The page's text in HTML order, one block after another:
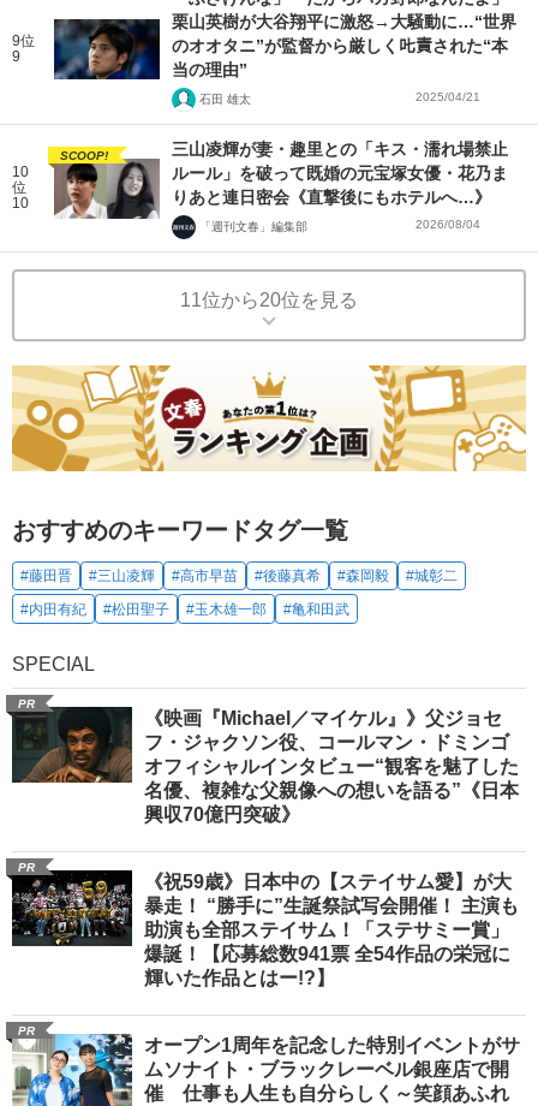
9位
9
栗山英樹が大谷翔平に激怒→大騒動に…“世界
のオオタニ”が監督から厳しく𠮟責された“本
当の理由”
石田 雄太 2025/04/21
10
位
10
SCOOP!
三山凌輝が妻・趣里との「キス・濡れ場禁止
ルール」を破って既婚の元宝塚女優・花乃ま
りあと連日密会《直撃後にもホテルへ…》
「週刊文春」編集部 2026/08/04
11位から20位を見る
おすすめのキーワードタグ一覧
#藤田晋 #三山凌輝 #高市早苗 #後藤真希 #森岡毅
#城彰二
#内田有紀
#松田聖子 #玉木雄一郎 #亀和田武
SPECIAL
PR
《映画『Michael／マイケル』》父ジョセ
フ・ジャクソン役、コールマン・ドミンゴ
オフィシャルインタビュー“観客を魅了した
名優、複雑な父親像への想いを語る”《日本
興収70億円突破》
PR
《祝59歳》日本中の【ステイサム愛】が大
暴走！ “勝手に”生誕祭試写会開催！ 主演も
助演も全部ステイサム！「ステサミー賞」
爆誕！【応募総数941票 全54作品の栄冠に
輝いた作品とはー!?】
PR
オープン1周年を記念した特別イベントがサ
ムソナイト・ブラックレーベル銀座店で開
催 仕事も人生も自分らしく～笑顔あふれ